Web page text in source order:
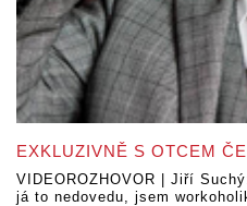
EXKLUZIVNĚ S OTCEM
VIDEOROZHOVOR | Jiří
já to nedovedu, jsem